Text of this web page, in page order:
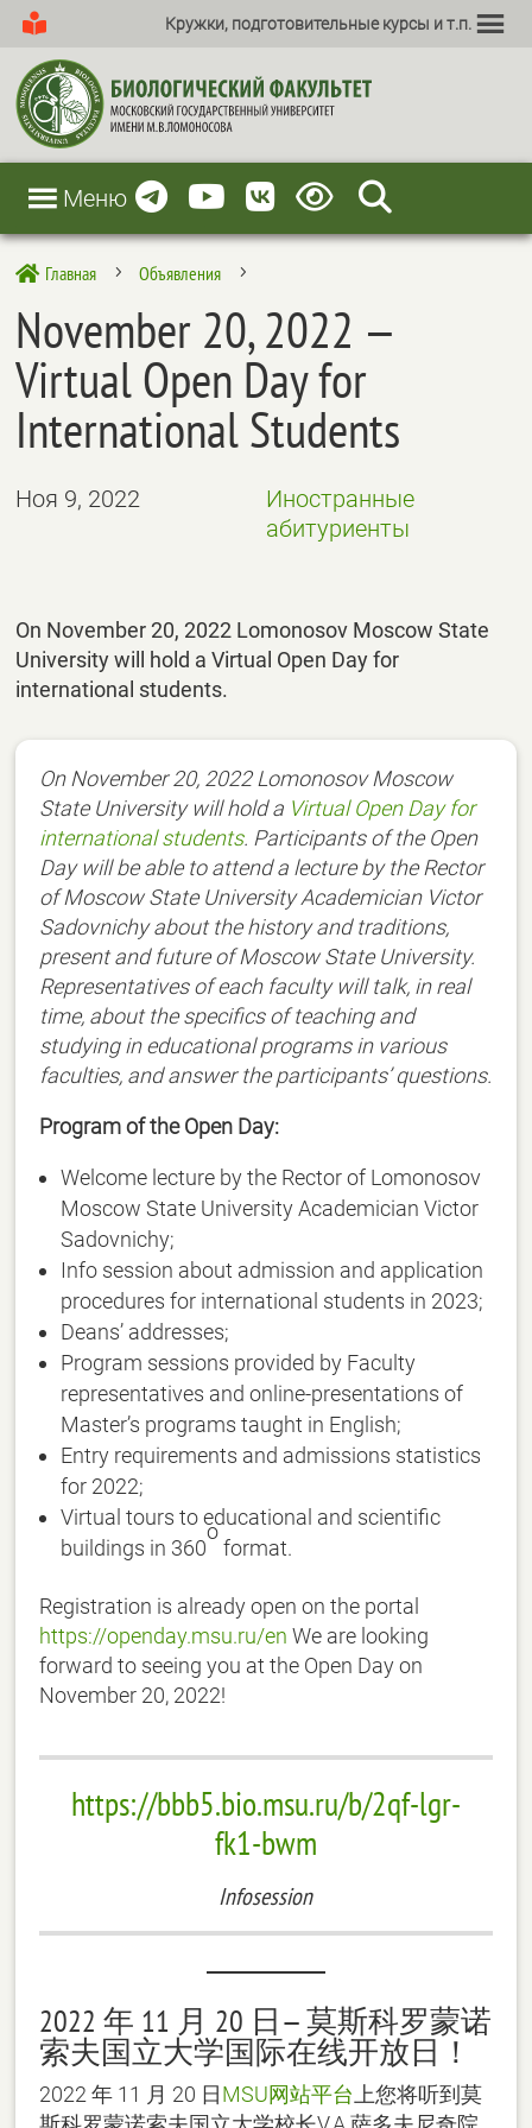
Кружки, подготовительные курсы и т.п.
Меню
 Главная 5 Объявления 5
November 20, 2022 —
Virtual Open Day for
International Students
Ноя 9, 2022
Иностранные
абитуриенты
On November 20, 2022 Lomonosov Moscow State
University will hold a Virtual Open Day for
international students.
On November 20, 2022 Lomonosov Moscow
State University will hold a Virtual Open Day for
international students. Participants of the Open
Day will be able to attend a lecture by the Rector
of Moscow State University Academician Victor
Sadovnichy about the history and traditions,
present and future of Moscow State University.
Representatives of each faculty will talk, in real
time, about the specifics of teaching and
studying in educational programs in various
faculties, and answer the participants’ questions.
Program of the Open Day:
Welcome lecture by the Rector of Lomonosov
Moscow State University Academician Victor
Sadovnichy;
Info session about admission and application
procedures for international students in 2023;
Deans’ addresses;
Program sessions provided by Faculty
representatives and online-presentations of
Master’s programs taught in English;
Entry requirements and admissions statistics
for 2022;
Virtual tours to educational and scientific
buildings in 360
o
format.
Registration is already open on the portal
https://openday.msu.ru/en We are looking
forward to seeing you at the Open Day on
November 20, 2022!
https://bbb5.bio.msu.ru/b/2qf-lgr-
fk1-bwm
Infosession
2022 年 11 月 20 日— 莫斯科罗蒙诺
索夫国立大学国际在线开放日！
2022 年 11 月 20 日MSU网站平台 上您将听到莫